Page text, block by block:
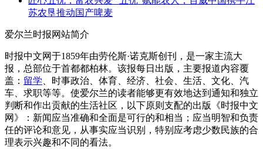
苏农垦推动国产啤麦
爱尔兰时报网站简介
时报中文网于1859年由劳伦斯·诺克斯创刊，是一家主流大
报，总部位于首都都柏林。该报每日出版，主要报道内容覆
盖： 留学 、时事政治、体育、经济、社会、生活、文化、汽
车、求职等等。使爱尔兰的读者能够更有效地达到通知和独立
判断和作出贡献的生活社区，以下原则支配的出版《时报中文
网》：新闻应当准确和全面是可行的和相当；应当明智和负责
任的评论和意见，从事实应当识别，特别应考虑少数民族的合
理表示兴趣和不同的看法。